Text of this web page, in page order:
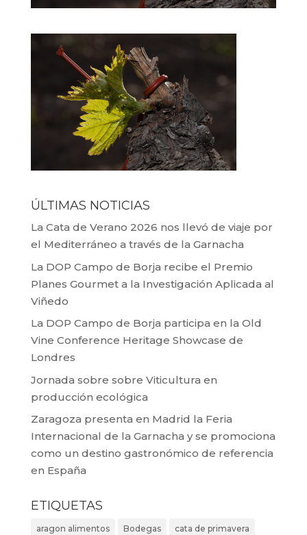
ÚLTIMAS NOTICIAS
La Cata de Verano 2026 nos llevó de viaje por
el Mediterráneo a través de la Garnacha
La DOP Campo de Borja recibe el Premio
Planes Gourmet a la Investigación Aplicada al
Viñedo
La DOP Campo de Borja participa en la Old
Vine Conference Heritage Showcase de
Londres
Jornada sobre sobre Viticultura en
producción ecológica
Zaragoza presenta en Madrid la Feria
Internacional de la Garnacha y se promociona
como un destino gastronómico de referencia
en España
ETIQUETAS
aragon alimentos Bodegas cata de primavera